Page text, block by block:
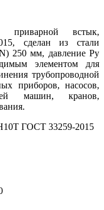
приварной встык,
сделан из стали
250 мм, давление Ру
элементом для
трубопроводной
приборов, насосов,
машин, кранов,
ГОСТ 33259-2015